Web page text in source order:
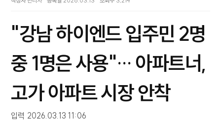
"강남 하이엔드 입주민 2명
중 1명은 사용"… 아파트너,
고가 아파트 시장 안착
입력 2026.03.13 11:06